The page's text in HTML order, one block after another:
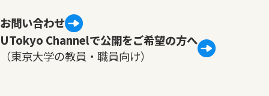
お問い合わせ
UTokyo Channelで公開をご希望の方へ
（東京大学の教員・職員向け）